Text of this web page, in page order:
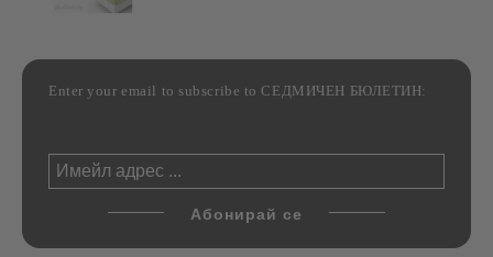
Enter your email to subscribe to СЕДМИЧЕН БЮЛЕТИН: